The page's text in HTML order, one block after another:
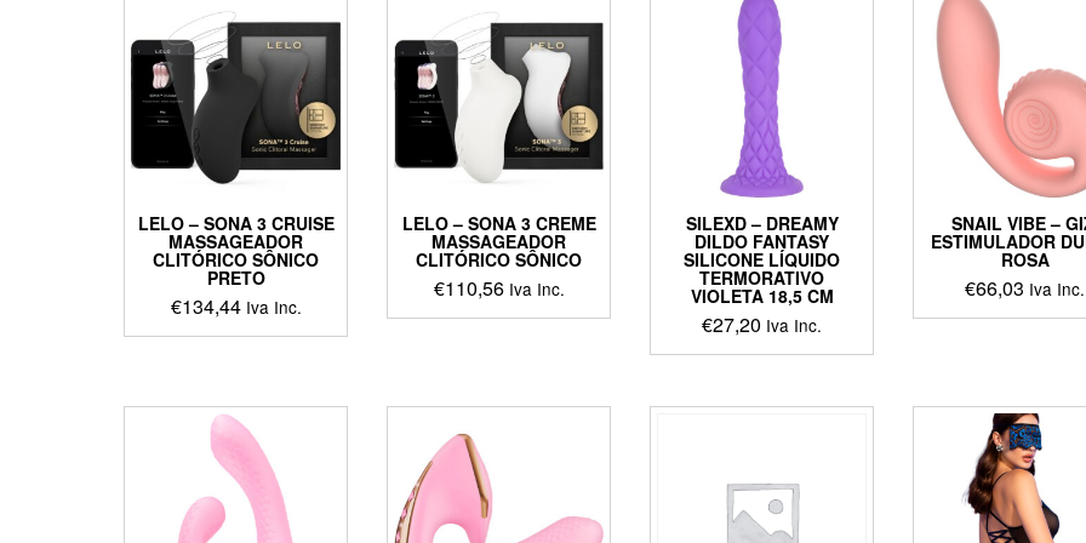
multiple
variants.
The
options
may
be
chosen
on
product
page
variants.
The
options
may
be
chosen
on
product
page
multiple
variants.
The
options
may
be
chosen
on
the
product
page
options
may
be
chosen
on
the
product
page
LELO – SONA 3 CRUISE
MASSAGEADOR
CLITÓRICO SÔNICO
PRETO
€134,44 Iva Inc.
This
multiple
variants.
The
options
may
LELO – SONA 3 CREME
MASSAGEADOR
CLITÓRICO SÔNICO
€110,56 Iva Inc.
This
SILEXD – DREAMY
DILDO FANTASY
SILICONE LÍQUIDO
TERMORATIVO
VIOLETA 18,5 CM
€27,20 Iva Inc.
This
has
The
options
may
SNAIL VIBE –
ESTIMULADOR
ROSA
€66,03 Iva Inc.
This
variants.
The
options
may
be